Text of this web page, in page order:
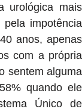
urológica mais
impotência
anos, apenas
com a própria
sentem alguma
quando ele
Único de